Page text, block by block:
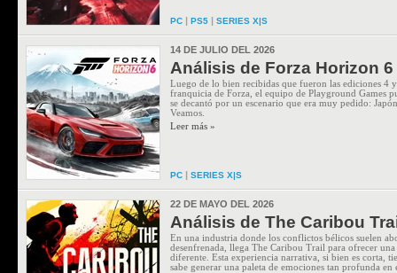
PC | PS5 | SERIES X|S
14 DE JULIO DEL 2026
Análisis de Forza Horizon 6
Luego de lo bien recibidas que fueron las ediciones 4
franquicia de Forza, el equipo de Playground Games
se decantó por un escenario que era muy pedido:
Veamos.
Leer más »
PC | SERIES X|S
22 DE MAYO DEL 2026
Análisis de The Caribou
En una industria donde los conflictos bélicos suelen
desenfrenada, llega The Caribou Trail para ofrecer
diferente. Esta experiencia narrativa, si bien es corta,
sabe generar una paleta de emociones tan profunda en